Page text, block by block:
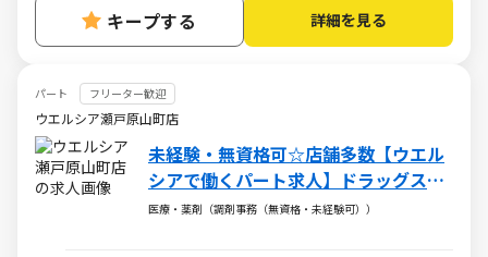
キープする 詳細を見る
パート フリーター歓迎
ウエルシア瀬戸原山町店
未経験・無資格可☆店舗多数【ウエル
シアで働くパート求人】ドラッグスト
アの調剤事務
医療・薬剤（調剤事務（無資格・未経験可））